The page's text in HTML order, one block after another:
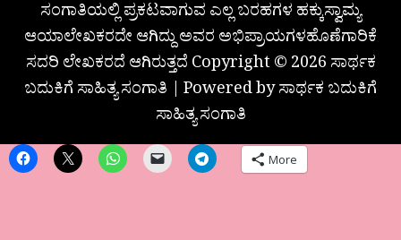
ಸಂಗಾತಿಯಲ್ಲಿ ಪ್ರಕಟವಾಗುವ ಎಲ್ಲ ಬರಹಗಳ ಹಕ್ಕುಸ್ವಾಮ್ಯ
ಆಯಾಲೇಖಕರದೇ ಆಗಿದ್ದು ಅವರ ಅಭಿಪ್ರಾಯಗಳಹೊಣೆಗಾರಿಕೆ
ಸದರಿ ಲೇಖಕರದೆ ಆಗಿರುತ್ತದೆ Copyright © 2026 ಸಾರ್ಥಕ
ಬದುಕಿಗೆ ಸಾಹಿತ್ಯ ಸಂಗಾತಿ | Powered by ಸಾರ್ಥಕ ಬದುಕಿಗೆ
ಸಾಹಿತ್ಯ ಸಂಗಾತಿ
More